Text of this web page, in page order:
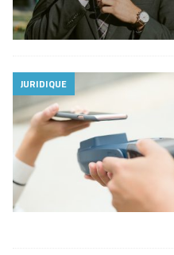
JURIDIQUE